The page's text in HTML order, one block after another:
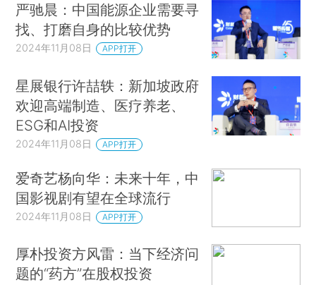
严驰晨：中国能源企业需要寻
找、打磨自身的比较优势
2024年11月08日 APP打开
星展银行许喆轶：新加坡政府
欢迎高端制造、医疗养老、
ESG和AI投资
2024年11月08日 APP打开
爱奇艺杨向华：未来十年，中
国影视剧有望在全球流行
2024年11月08日 APP打开
厚朴投资方风雷：当下经济问
题的“药方”在股权投资